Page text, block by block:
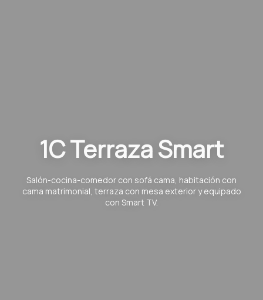
1C Terraza Smart
Salón-cocina-comedor con sofá cama, habitación con
cama matrimonial, terraza con mesa exterior y equipado
con Smart TV.